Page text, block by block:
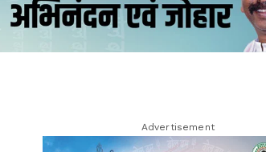
Advertisement